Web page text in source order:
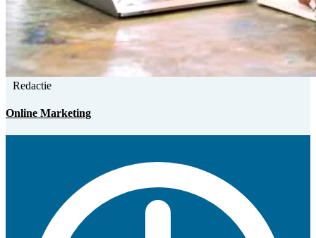
Redactie
Online Marketing